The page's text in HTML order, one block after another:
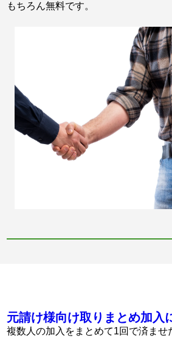
もちろん無料です。
元請け様向け取りまとめ加入
複数人の加入をまとめて1回で済ませ